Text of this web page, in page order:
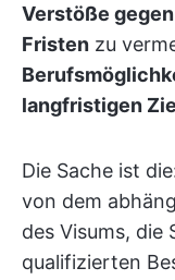
Verstöße
Fristen zu
langfristigen
Die Sache ist
von dem
des Visums, die
qualifizierten